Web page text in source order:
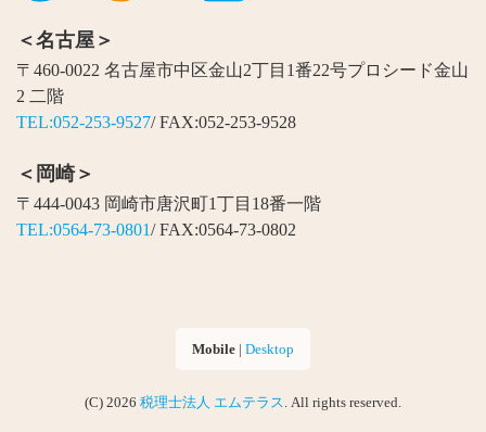
＜名古屋＞
〒460-0022 名古屋市中区金山2丁目1番22号プロシード金山
2 二階
TEL:052-253-9527/ FAX:052-253-9528
＜岡崎＞
〒444-0043 岡崎市唐沢町1丁目18番一階
TEL:0564-73-0801/ FAX:0564-73-0802
Mobile | Desktop
(C) 2026 税理士法人 エムテラス. All rights reserved.